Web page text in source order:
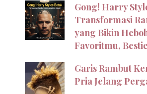
Gong! Harry
Transformasi
yang Bikin
Favoritmu,
Garis Rambut
Pria Jelang